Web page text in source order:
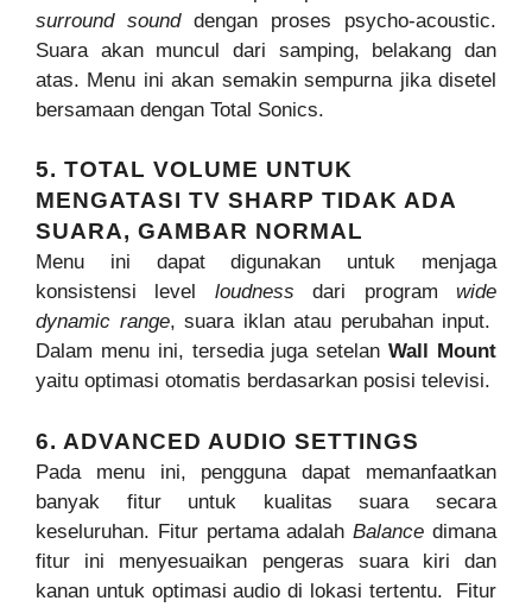
surround sounddengan proses psycho-acoustic.
Suara akan muncul dari samping, belakang dan
atas. Menu ini akan semakin sempurna jika disetel
bersamaan dengan Total Sonics.
5. TOTAL VOLUME UNTUK
MENGATASI TV SHARP TIDAK ADA
SUARA, GAMBAR NORMAL
Menu ini dapat digunakan untuk menjaga
konsistensi level loudness dari programwide
dynamic range, suara iklan atau perubahan input.
Dalam menu ini, tersedia juga setelanWall Mount
yaitu optimasi otomatis berdasarkan posisi televisi.
6. ADVANCED AUDIO SETTINGS
Pada menu ini, pengguna dapat memanfaatkan
banyak fitur untuk kualitas suara secara
keseluruhan. Fitur pertama adalahBalance dimana
fitur ini menyesuaikan pengeras suara kiri dan
kanan untuk optimasi audio di lokasi tertentu. Fitur